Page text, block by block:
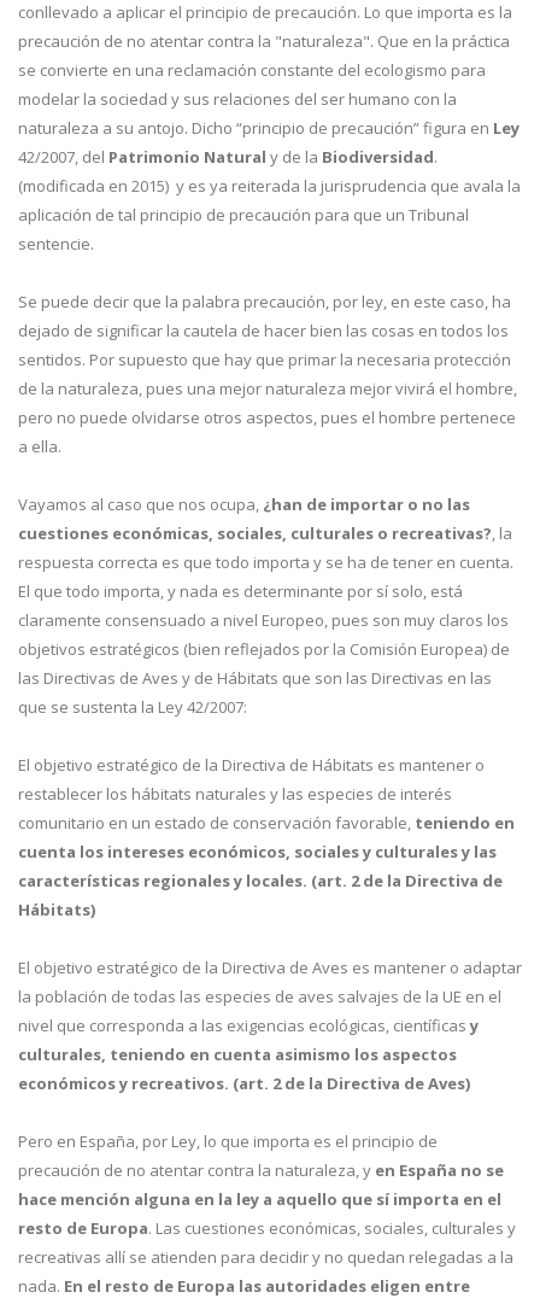
conllevado a aplicar el principio de precaución. Lo que importa es la
precaución de no atentar contra la "naturaleza". Que en la práctica
se convierte en una reclamación constante del ecologismo para
modelar la sociedad y sus relaciones del ser humano con la
naturaleza a su antojo. Dicho “principio de precaución” figura en Ley
42/2007, del Patrimonio Natural y de la Biodiversidad.
(modificada en 2015) y es ya reiterada la jurisprudencia que avala la
aplicación de tal principio de precaución para que un Tribunal
sentencie.
Se puede decir que la palabra precaución, por ley, en este caso, ha
dejado de significar la cautela de hacer bien las cosas en todos los
sentidos. Por supuesto que hay que primar la necesaria protección
de la naturaleza, pues una mejor naturaleza mejor vivirá el hombre,
pero no puede olvidarse otros aspectos, pues el hombre pertenece
a ella.
Vayamos al caso que nos ocupa, ¿han de importar o no las
cuestiones económicas, sociales, culturales o recreativas?, la
respuesta correcta es que todo importa y se ha de tener en cuenta.
El que todo importa, y nada es determinante por sí solo, está
claramente consensuado a nivel Europeo, pues son muy claros los
objetivos estratégicos (bien reflejados por la Comisión Europea) de
las Directivas de Aves y de Hábitats que son las Directivas en las
que se sustenta la Ley 42/2007:
El objetivo estratégico de la Directiva de Hábitats es mantener o
restablecer los hábitats naturales y las especies de interés
comunitario en un estado de conservación favorable, teniendo en
cuenta los intereses económicos, sociales y culturales y las
características regionales y locales. (art. 2 de la Directiva de
Hábitats)
El objetivo estratégico de la Directiva de Aves es mantener o adaptar
la población de todas las especies de aves salvajes de la UE en el
nivel que corresponda a las exigencias ecológicas, científicasy
culturales, teniendo en cuenta asimismo los aspectos
económicos y recreativos. (art. 2 de la Directiva de Aves)
Pero en España, por Ley, lo que importa es el principio de
precaución de no atentar contra la naturaleza, y en España no se
hace mención alguna en la ley a aquello que sí importa en el
resto de Europa. Las cuestiones económicas, sociales, culturales y
recreativas allí se atienden para decidir y no quedan relegadas a la
nada. En el resto de Europa las autoridades eligen entre